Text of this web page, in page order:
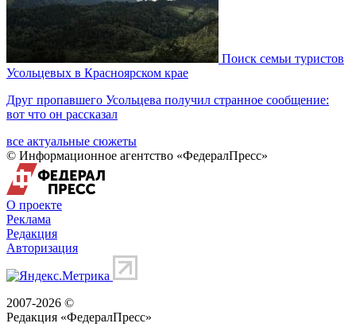
Поиск семьи туристов
Усольцевых в Красноярском крае
Друг пропавшего Усольцева получил странное сообщение:
вот что он рассказал
все актуальные сюжеты
© Информационное агентство «ФедералПресс»
О проекте
Реклама
Редакция
Авторизация
2007-2026 ©
Редакция «ФедералПресс»